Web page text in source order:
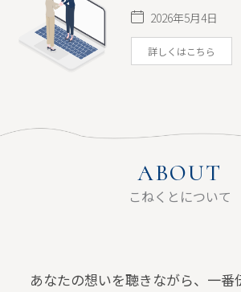
2026年5月4日
詳しくはこちら
ABOUT
こねくとについて​
あなたの想いを聴きながら、一番